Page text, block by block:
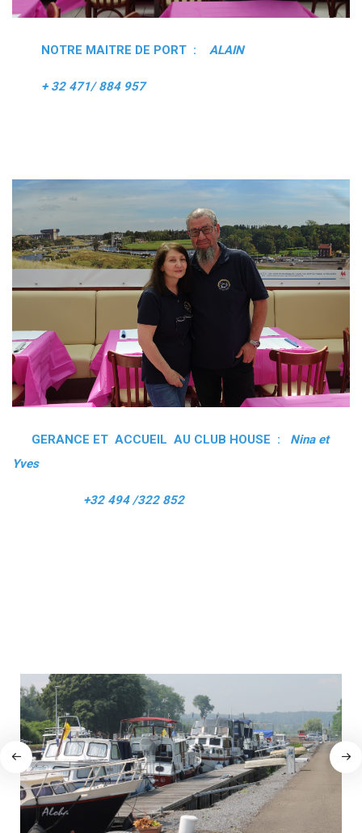
NOTRE MAITRE DE PORT : ALAIN
+ 32 471/ 884 957
GERANCE ET ACCUEIL AU CLUB HOUSE :
Nina et
Yves
+32 494 /322 852